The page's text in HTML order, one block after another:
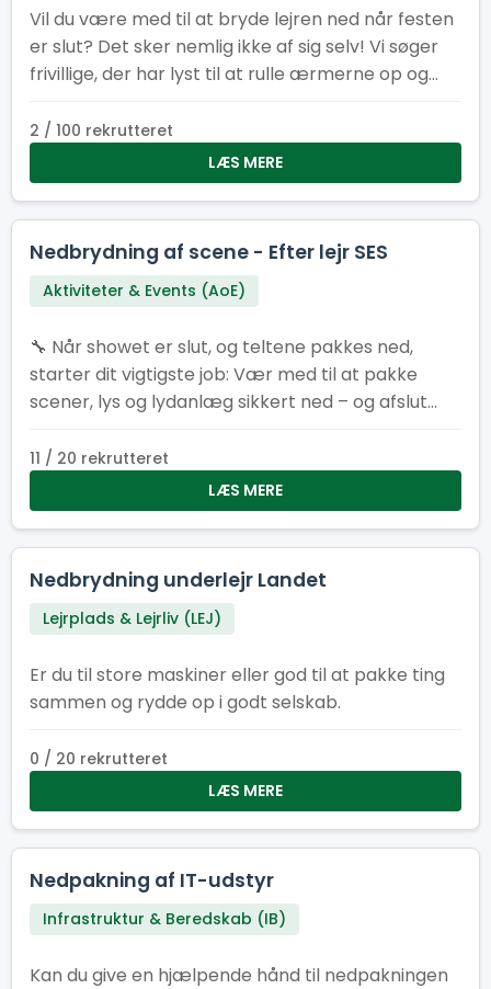
Vil du være med til at bryde lejren ned når festen
er slut? Det sker nemlig ikke af sig selv! Vi søger
frivillige, der har lyst til at rulle ærmerne op og
2 / 100 rekrutteret
LÆS MERE
Nedbrydning af scene - Efter lejr SES
Aktiviteter & Events (AoE)
🔧 Når showet er slut, og teltene pakkes ned,
starter dit vigtigste job: Vær med til at pakke
scener, lys og lydanlæg sikkert ned – og afslut
11 / 20 rekrutteret
LÆS MERE
Nedbrydning underlejr Landet
Lejrplads & Lejrliv (LEJ)
Er du til store maskiner eller god til at pakke ting
sammen og rydde op i godt selskab.
0 / 20 rekrutteret
LÆS MERE
Nedpakning af IT-udstyr
Infrastruktur & Beredskab (IB)
Kan du give en hjælpende hånd til nedpakningen